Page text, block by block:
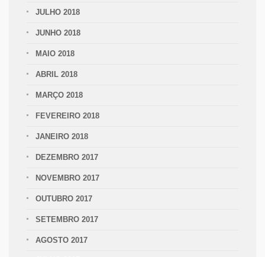
JULHO 2018
JUNHO 2018
MAIO 2018
ABRIL 2018
MARÇO 2018
FEVEREIRO 2018
JANEIRO 2018
DEZEMBRO 2017
NOVEMBRO 2017
OUTUBRO 2017
SETEMBRO 2017
AGOSTO 2017